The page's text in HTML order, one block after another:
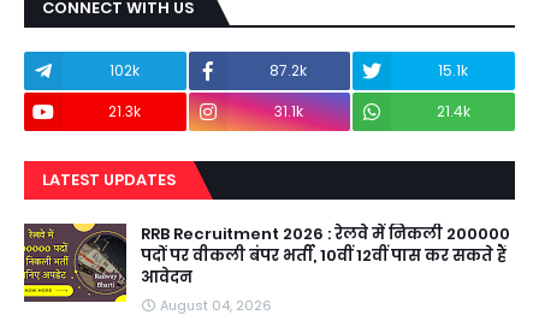
CONNECT WITH US
102k 87.2k
15.1k
21.3k
31.1k 21.4k
LATEST UPDATES
RRB Recruitment 2026 : रेलवे में निकली 200000
पदों पर वीकली बंपर भर्ती, 10वीं 12वीं पास कर सकते हैं
आवेदन
August 04, 2026